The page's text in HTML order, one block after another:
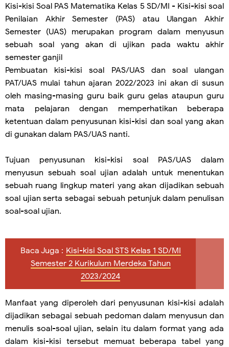
Kisi-kisi Soal PAS Matematika Kelas 5 SD/MI - Kisi-kisi soal
Penilaian Akhir Semester (PAS) atau Ulangan Akhir
Semester (UAS) merupakan program dalam menyusun
sebuah soal yang akan di ujikan pada waktu akhir
semester ganjil
Pembuatan kisi-kisi soal PAS/UAS dan soal ulangan
PAT/UAS mulai tahun ajaran 2022/2023 ini akan di susun
oleh masing-masing guru baik guru gelas ataupun guru
mata pelajaran dengan memperhatikan beberapa
ketentuan dalam penyusunan kisi-kisi dan soal yang akan
di gunakan dalam PAS/UAS nanti.
Tujuan penyusunan kisi-kisi soal PAS/UAS dalam
menyusun sebuah soal ujian adalah untuk menentukan
sebuah ruang lingkup materi yang akan dijadikan sebuah
soal ujian serta sebagai sebuah petunjuk dalam penulisan
soal-soal ujian.
Baca Juga : Kisi-kisi Soal STS Kelas 1 SD/MI
Semester 2 Kurikulum Merdeka Tahun
2023/2024
Manfaat yang diperoleh dari penyusunan kisi-kisi adalah
dijadikan sebagai sebuah pedoman dalam menyusun dan
menulis soal-soal ujian, selain itu dalam format yang ada
dalam kisi-kisi tersebut memuat beberapa tabel yang